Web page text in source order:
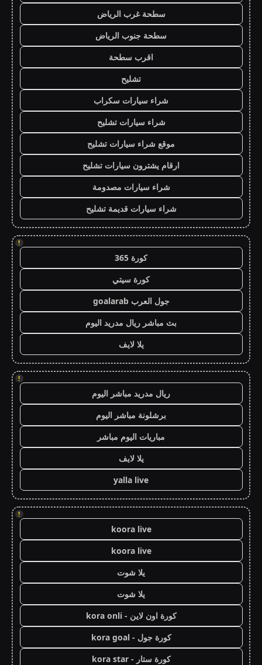
سطحة غرب الرياض
سطحة جنوب الرياض
اقرب سطحة
تشليح
شراء سيارات سكراب
شراء سيارات تشليح
موقع شراء سيارات تشليح
ارقام يشترون سيارات تشليح
شراء سيارات مصدومة
شراء سيارات قديمة تشليح
!
كورة 365
كورة سيتي
جول العرب goalarab
بث مباشر ريال مدريد اليوم
يلا لايف
!
ريال مدريد مباشر اليوم
برشلونة مباشر اليوم
مباريات اليوم مباشر
يلا لايف
yalla live
!
koora live
koora live
يلا شوت
يلا شوت
كورة اون لاين - kora onli
كورة جول - kora goal
كورة ستار - kora star